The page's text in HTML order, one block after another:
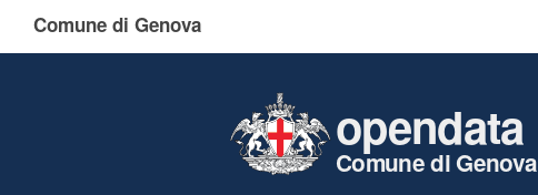
Comune di Genova
opendata
Comune di Genova